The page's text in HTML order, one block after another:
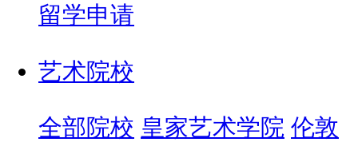
留学申请
艺术院校
全部院校 皇家艺术学院 伦敦